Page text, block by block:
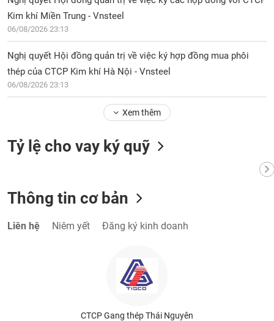
Kim khí Miền Trung - Vnsteel
06/08/2026 23:13
Nghị quyết Hội đồng quản trị về việc ký hợp đồng mua phôi
thép của CTCP Kim khí Hà Nội - Vnsteel
06/08/2026 23:13
Xem thêm
Tỷ lệ cho vay ký quỹ
Thông tin cơ bản
Liên hệ Niêm yết Đăng ký kinh doanh
CTCP Gang thép Thái Nguyên